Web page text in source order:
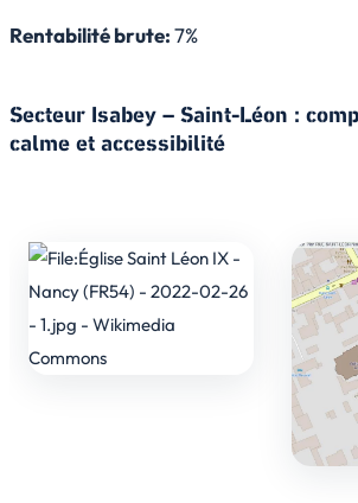
Rentabilité brute:7%
Secteur Isabey – Saint-Léon :
calme et accessibilité